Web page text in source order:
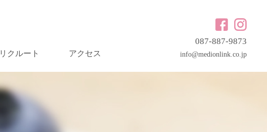
リクルート アクセス
087-887-9873
info@medionlink.co.jp